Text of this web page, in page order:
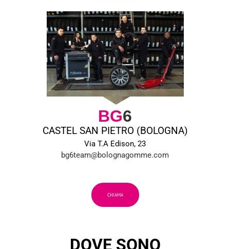
BG6
CASTEL SAN PIETRO (BOLOGNA)
Via T.A Edison, 23
bg6team@bolognagomme.com
CHIAMA
DOVE SONO